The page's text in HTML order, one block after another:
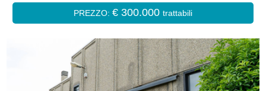
PREZZO: € 300.000 trattabili